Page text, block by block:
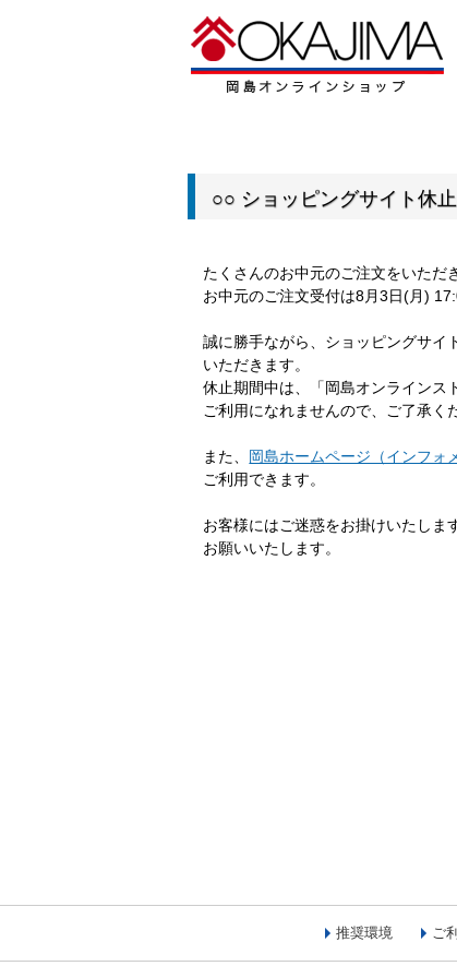
○○ ショッピングサイト休
たくさんのお中元のご注文をいただ
お中元のご注文受付は8月3日(月)
誠に勝手ながら、ショッピングサイ
いただきます。
休止期間中は、「岡島オンラインス
ご利用になれませんので、ご了承く
また、 岡島ホームページ（インフォ
ご利用できます。
お客様にはご迷惑をお掛けいたしま
お願いいたします。
推奨環境 ご